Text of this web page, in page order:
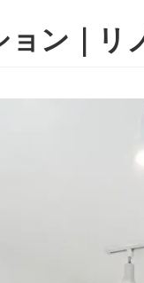
ョン｜